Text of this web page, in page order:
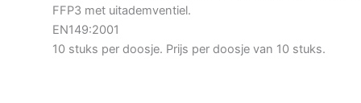
FFP3 met uitademventiel.
EN149:2001
10 stuks per doosje. Prijs per doosje van 10 stuks.